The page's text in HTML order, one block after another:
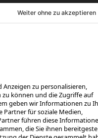
MwSt. zzgl. Versandkosten